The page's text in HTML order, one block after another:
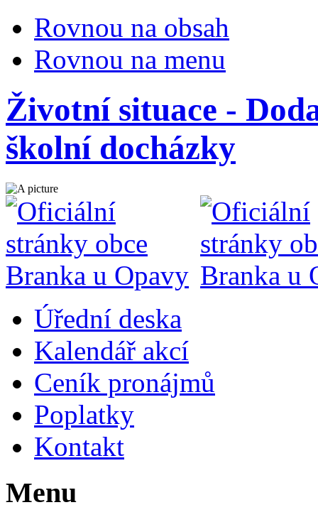
Rovnou na obsah
Rovnou na menu
Životní situace -
školní docházky
Úřední deska
Kalendář akcí
Ceník pronájmů
Poplatky
Kontakt
Menu